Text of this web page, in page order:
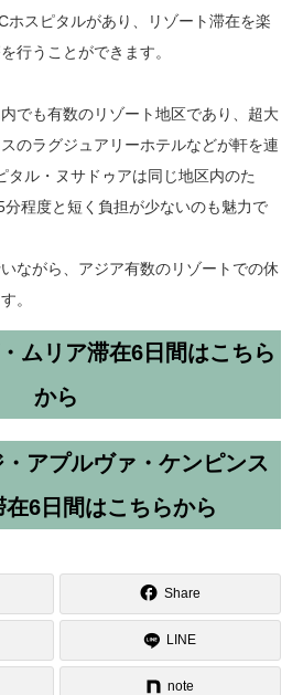
ホスピタルがあり、リゾート滞在を楽
行うことができます。
でも有数のリゾート地区であり、超大
のラグジュアリーホテルなどが軒を連
タル・ヌサドゥアは同じ地区内のた
程度と短く負担が少ないのも魅力で
ながら、アジア有数のリゾートでの休
。
ムリア滞在6日間はこちら
から
アプルヴァ・ケンピンス
在6日間はこちらから
Share
LINE
note